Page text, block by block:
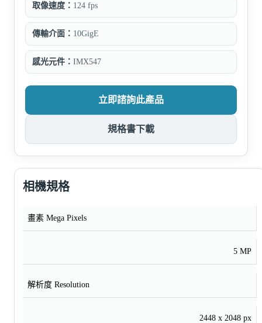
取像速度： 124 fps
傳輸介面： 10GigE
感光元件： IMX547
立即諮詢此產品
規格書下載
相機規格
畫素 Mega Pixels
5 MP
解析度 Resolution
2448 x 2048 px